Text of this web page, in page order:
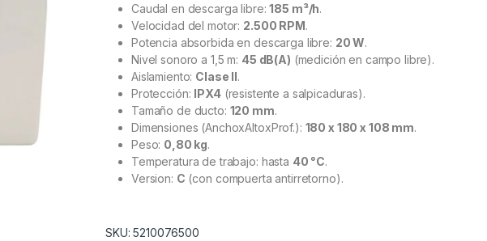
Caudal en descarga libre:185 m³/h.
Velocidad del motor: 2.500 RPM.
Potencia absorbida en descarga libre: 20 W.
Nivel sonoro a 1,5 m: 45 dB(A) (medición en campo libre).
Aislamiento: Clase II.
Protección: IPX4(resistente a salpicaduras).
Tamaño de ducto: 120 mm.
Dimensiones (AnchoxAltoxProf.): 180 x 180 x 108 mm.
Peso: 0,80 kg.
Temperatura de trabajo: hasta 40 °C.
Version: C (con compuerta antirretorno).
SKU: 5210076500